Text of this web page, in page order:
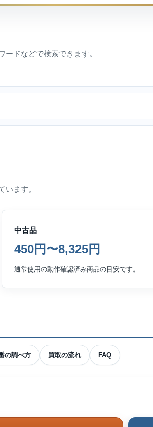
ドなどで検索できます。
ます。
中古品
450円〜8,325円
通常使用の動作確認済み商品の目安です。
の調べ方 買取の流れ FAQ